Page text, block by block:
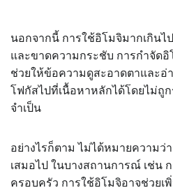
นอกจากนี้ การใช้อิโมจิมากเกิน
และขาดความกระชับ การกำจัดอิ
ช่วยให้ข้อความดูสะอาดตาและอ่
โฟกัสไปที่เนื้อหาหลักได้โดยไม่
จำเป็น
อย่างไรก็ตาม ไม่ได้หมายความว่
เสมอไป ในบางสถานการณ์ เช่น
ครอบครัว การใช้อิโมจิอาจช่วยเ